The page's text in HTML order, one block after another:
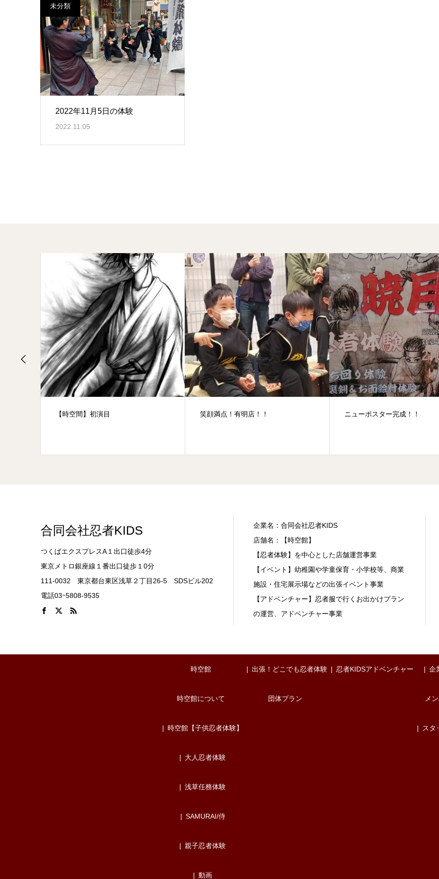
未分類
2022年11月5日の体験
2022.11.05
【時空間】初演目 笑顔満点！有明店！！ ニューポスター完成！！
合同会社忍者KIDS
つくばエクスプレスA１出口徒歩4分
東京メトロ銀座線１番出口徒歩１0分
111-0032 東京都台東区浅草２丁目26-5 SDSビル202
電話03ｰ5808-9535
企業名：合同会社忍者KIDS
店舗名：【時空館】
【忍者体験】を中心とした店舗運営事業
【イベント】幼稚園や学童保育・小学校等、商業
施設・住宅展示場などの出張イベント事業
【アドベンチャー】忍者服で行くお出かけプラン
の運営、アドベンチャー事業
時空館
時空館について
時空館【子供忍者体験】
大人忍者体験
浅草任務体験
SAMURAI/侍
親子忍者体験
動画
出張！どこでも忍者体験
団体プラン
忍者KIDSアドベンチャー 企
メ
スタ